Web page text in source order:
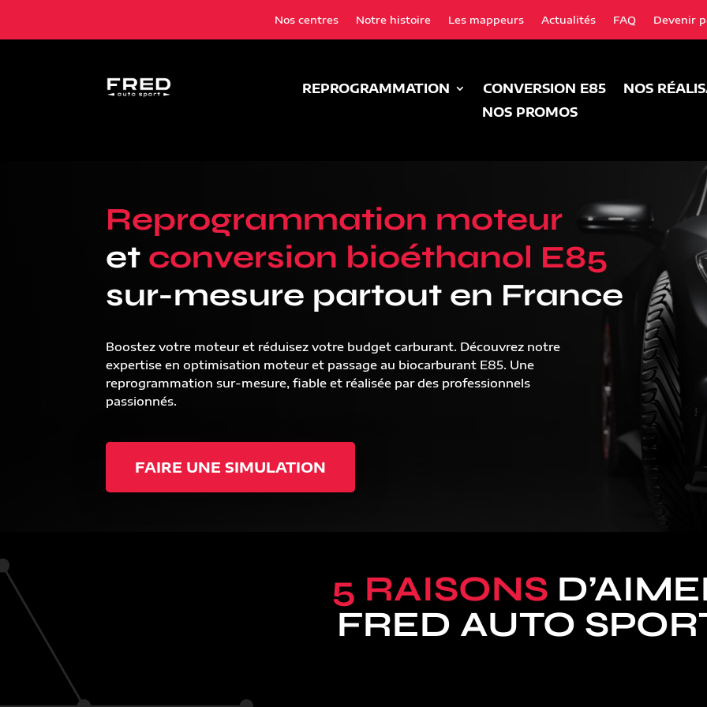
Nos centres Notre histoire Les mappeurs Actualités FAQ Devenir
REPROGRAMMATION CONVERSION E85
NOS
NOS PROMOS
Reprogrammation moteur
et conversion bioéthanol E85
sur-mesure partout en France
Boostez votre moteur et réduisez votre budget carburant. Découvrez notre
expertise en optimisation moteur et passage au biocarburant E85. Une
reprogrammation sur-mesure, fiable et réalisée par des professionnels
passionnés.
FAIRE UNE SIMULATION
5 RAISONS
FRED AUTO